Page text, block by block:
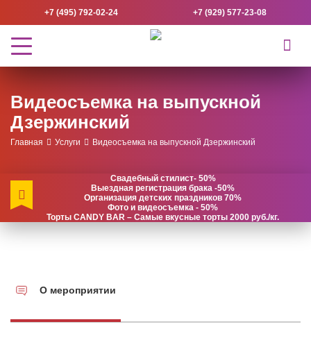
+7 (495) 792-02-24 +7 (929) 577-23-08
Видеосъемка на выпускной
Дзержинский
Главная Услуги Видеосъемка на выпускной Дзержинский
Свадебный стилист- 50%
Выездная регистрация брака -50%
Организация детских праздников 70%
Фото и видеосъемка - 50%
Торты CANDY BAR – Самые вкусные торты 2000 руб./кг.
О мероприятии